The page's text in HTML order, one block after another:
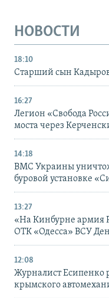
НОВОСТИ
18:10
Старший сын
16:27
Легион «Свобода
моста через
14:18
ВМС Украины
буровой установке
13:27
«На Кинбурне армия
ОТК «Одесса» ВСУ
12:08
Журналист Есипенко
крымского